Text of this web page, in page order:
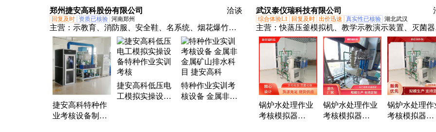
技 源头厂家
技
郑州捷安高科股份有限公司
洽谈
回复及时 资质已核验 河南郑州
主营： 示教育、消防服、安全鞋、名系统、烟花爆竹、
熔化焊接、实训设备、考培设备、控制仪表、培训设
备、消防安全、实训系统、电力电缆、消防报警、考培
系统、安全体验馆、现场应急处理、指挥体验系统、模
拟实操设备、模拟骑行设备、灾害体验系统、矿山排水
科目、电梯体验设备、事故体验系统、安全体验系统
捷安高科特种作
业考核设备制冷
捷安高科低压电
工模拟实操设备
特种作业实训考
核设备 金属非金
武汉泰仪瑞科技有限公司
综合体验L1 回复及时 出价迅速 真实性已核验 湖北武汉
主营：快蒸压釜模拟机、教学示教演示装置、灭菌器
训、气瓶充装培训考核设备、特种设备作业操作、
式压力容器培训考核模拟设备、卧式燃油燃气锅炉培
考核模拟设备、卧式燃煤锅炉培训考核模拟设备、
设备作业人员培训考核模拟实操设备、灭菌器培训考
模拟机、蒸压釜培训考核模拟机、硫化罐培训考核
机、压力容器作业培训考核模拟实操设备、CNG长
车考核、快开门式考核模拟机、特种设备作业操作机
模拟设备、气瓶充装、CNG长管拖车模拟、锅炉水处
锅炉水处理作业
考核模拟器
锅炉水处理作业
考核模拟器
锅炉水处理作
考核模拟器